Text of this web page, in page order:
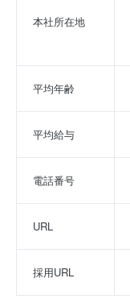
本社所在地
平均年齢
平均給与
電話番号
URL
採用URL